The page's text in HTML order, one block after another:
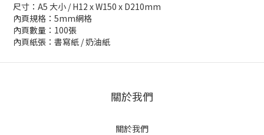
尺寸：A5 大小 / H12 x W150 x D210mm
內頁規格：5mm網格
內頁數量：100張
內頁紙張：書寫紙 / 奶油紙
關於我們
關於我們